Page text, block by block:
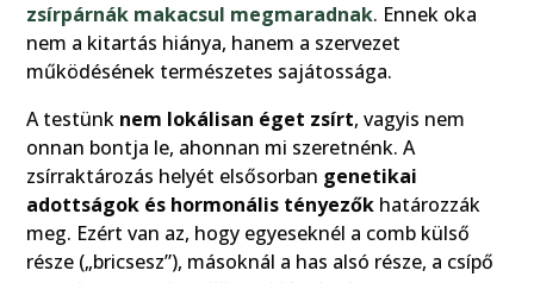
zsírpárnák makacsul megmaradnak. Ennek oka
nem a kitartás hiánya, hanem a szervezet
működésének természetes sajátossága.
A testünk nem lokálisan éget zsírt, vagyis nem
onnan bontja le, ahonnan mi szeretnénk. A
zsírraktározás helyét elsősorban genetikai
adottságok és hormonális tényezők határozzák
meg. Ezért van az, hogy egyeseknél a comb külső
része („bricsesz”), másoknál a has alsó része, a csípő